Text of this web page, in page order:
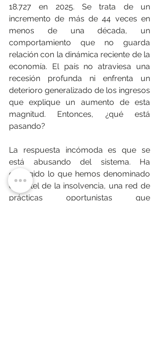
18.727 en 2025. Se trata de un
incremento de más de 44 veces en
menos de una década, un
comportamiento que no guarda
relación con la dinámica reciente de la
economía. El país no atraviesa una
recesión profunda ni enfrenta un
deterioro generalizado de los ingresos
que explique un aumento de esta
magnitud. Entonces, ¿qué está
pasando?
La respuesta incómoda es que se
está abusando del sistema. Ha
emergido lo que hemos denominado
el cartel de la insolvencia, una red de
prácticas oportunistas que